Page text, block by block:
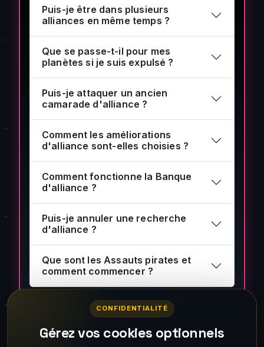
Puis-je être dans plusieurs
alliances en même temps ?
Que se passe-t-il pour mes
planètes si je suis expulsé ?
Puis-je attaquer un ancien
camarade d'alliance ?
Comment les améliorations
d'alliance sont-elles choisies ?
Comment fonctionne la Banque
d'alliance ?
Puis-je annuler une recherche
d'alliance ?
Que sont les Assauts pirates et
comment commencer ?
CONFIDENTIALITÉ
Gérez vos cookies optionnels